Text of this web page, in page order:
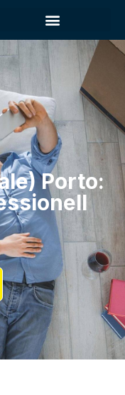
Porto: